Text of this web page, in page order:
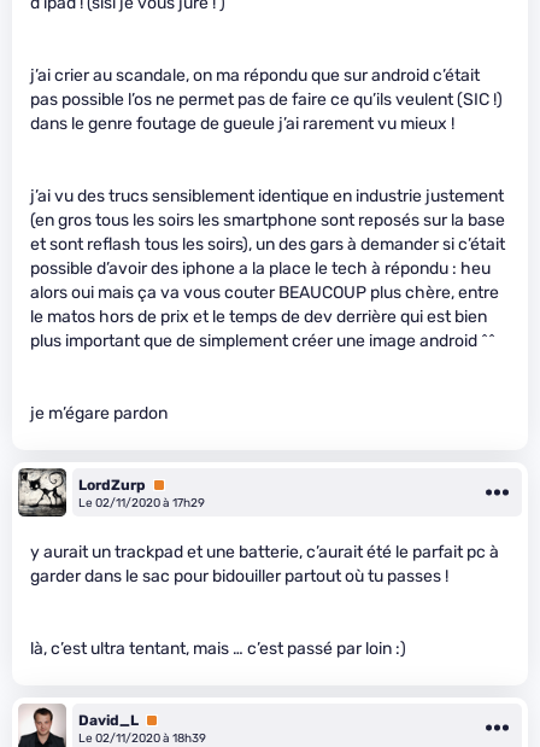
j’ai crier au scandale, on ma répondu que sur android c’était
pas possible l’os ne permet pas de faire ce qu’ils veulent (SIC !)
dans le genre foutage de gueule j’ai rarement vu mieux !
j’ai vu des trucs sensiblement identique en industrie justement
(en gros tous les soirs les smartphone sont reposés sur la base
et sont reflash tous les soirs), un des gars à demander si c’était
possible d’avoir des iphone a la place le tech à répondu : heu
alors oui mais ça va vous couter BEAUCOUP plus chère, entre
le matos hors de prix et le temps de dev derrière qui est bien
plus important que de simplement créer une image android ^^
je m’égare pardon
LordZurp
Premium
Le 02/11/2020 à 17h29
y aurait un trackpad et une batterie, c’aurait été le parfait pc à
garder dans le sac pour bidouiller partout où tu passes !
là, c’est ultra tentant, mais … c’est passé par loin :)
David_L Premium
Le 02/11/2020 à 18h39